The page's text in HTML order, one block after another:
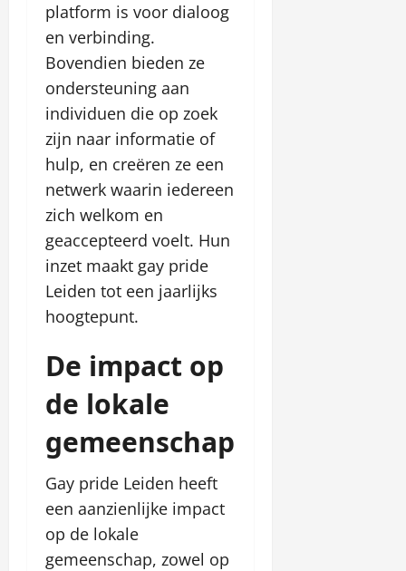
platform is voor dialoog
en verbinding.
Bovendien bieden ze
ondersteuning aan
individuen die op zoek
zijn naar informatie of
hulp, en creëren ze een
netwerk waarin iedereen
zich welkom en
geaccepteerd voelt. Hun
inzet maakt gay pride
Leiden tot een jaarlijks
hoogtepunt.
De impact op
de lokale
gemeenschap
Gay pride Leiden heeft
een aanzienlijke impact
op de lokale
gemeenschap, zowel op